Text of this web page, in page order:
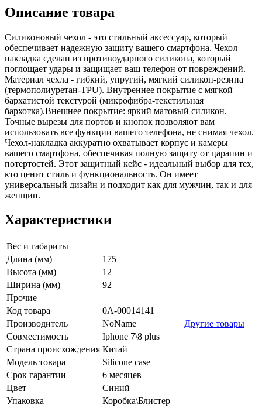
Описание товара
Силиконовый чехол - это стильный аксессуар, который
обеспечивает надежную защиту вашего смартфона. Чехол
накладка сделан из противоударного силикона, который
поглощает удары и защищает ваш телефон от повреждений.
Материал чехла - гибкий, упругий, мягкий силикон-резина
(термополиуретан-TPU). Внутреннее покрытие с мягкой
бархатистой текстурой (микрофибра-текстильная
бархотка).Внешнее покрытие: яркий матовый силикон.
Точные вырезы для портов и кнопок позволяют вам
использовать все функции вашего телефона, не снимая чехол.
Чехол-накладка аккуратно охватывает корпус и камеры
вашего смартфона, обеспечивая полную защиту от царапин и
потертостей. Этот защитный кейс - идеальный выбор для тех,
кто ценит стиль и функциональность. Он имеет
универсальный дизайн и подходит как для мужчин, так и для
женщин.
Характеристики
Вес и габариты
Длина (мм)
175
Высота (мм)
12
Ширина (мм)
92
Прочие
Код товара
0А-00014141
Производитель
NoName
Другие товары
Совместимость
Iphone 7\8 plus
Страна происхождения Китай
Модель товара
Silicone case
Срок гарантии
6 месяцев
Цвет
Синий
Упаковка
Коробка\Блистер